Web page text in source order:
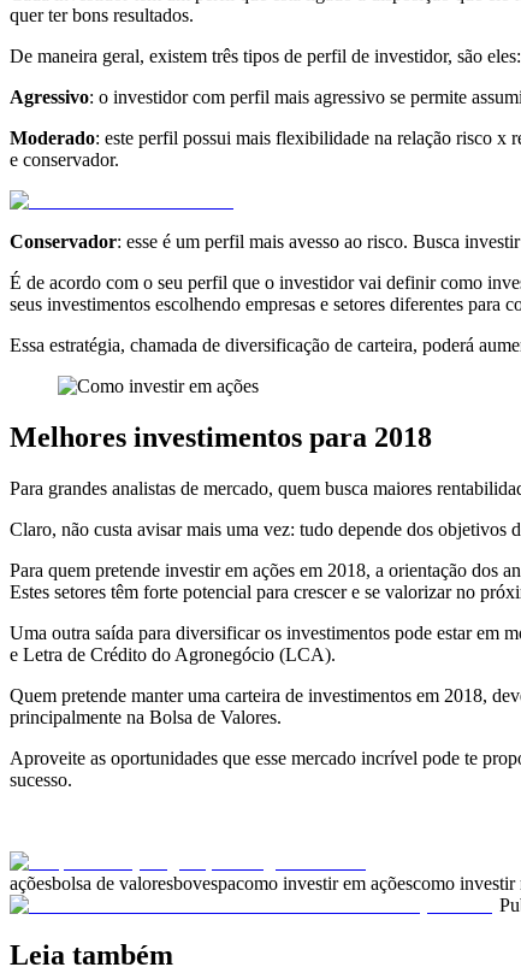
quer ter bons resultados.
De maneira geral, existem três tipos de perfil de investidor, são eles:
Agressivo: o investidor com perfil mais agressivo se permite
Moderado: este perfil possui mais flexibilidade na relação risco x
e conservador.
Conservador: esse é um perfil mais avesso ao risco. Busca
É de acordo com o seu perfil que o investidor vai definir como
seus investimentos escolhendo empresas e setores diferentes para
Essa estratégia, chamada de diversificação de carteira, poderá
Melhores investimentos para 2018
Para grandes analistas de mercado, quem busca maiores
Claro, não custa avisar mais uma vez: tudo depende dos
Para quem pretende investir em ações em 2018, a orientação dos
Estes setores têm forte potencial para crescer e se valorizar no
Uma outra saída para diversificar os investimentos pode estar
e Letra de Crédito do Agronegócio (LCA).
Quem pretende manter uma carteira de investimentos em 2018,
principalmente na Bolsa de Valores.
Aproveite as oportunidades que esse mercado incrível pode te
sucesso.
açõesbolsa de valoresbovespacomo investir em açõescomo investir
Leia também